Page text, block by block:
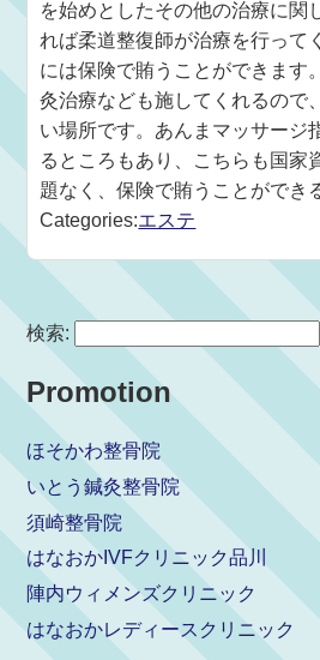
を始めとしたその他の治療に関
れば柔道整復師が治療を行って
には保険で賄うことができます
灸治療なども施してくれるので
い場所です。あんまマッサージ
るところもあり、こちらも国家
題なく、保険で賄うことができ
Categories:エステ
検索:
Promotion
ほそかわ整骨院
いとう鍼灸整骨院
須崎整骨院
はなおかIVFクリニック品川
陣内ウィメンズクリニック
はなおかレディースクリニック